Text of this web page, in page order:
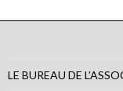
LE BUREAU DE